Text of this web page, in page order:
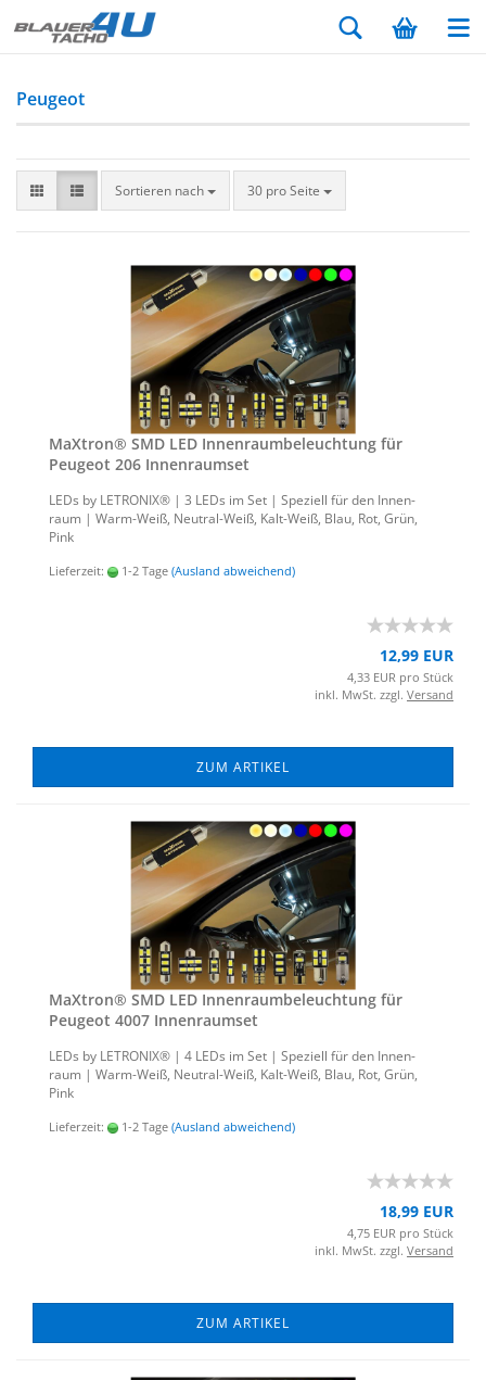
Peugeot
Sortieren nach 30 pro Seite
MaX­tron® SMD LED In­nen­raum­be­leuch­tung für
Peu­geot 206 In­nen­ra­um­set
LEDs by LE­TRO­NIX® | 3 LEDs im Set | Spe­zi­ell für den In­nen­
raum | Warm-​Weiß, Neutral-​Weiß, Kalt-​Weiß, Blau, Rot, Grün,
Pink
Lieferzeit: 1-2 Tage (Ausland abweichend)
12,99 EUR
4,33 EUR pro Stück
inkl. MwSt. zzgl. Versand
ZUM ARTIKEL
MaX­tron® SMD LED In­nen­raum­be­leuch­tung für
Peu­geot 4007 In­nen­ra­um­set
LEDs by LE­TRO­NIX® | 4 LEDs im Set | Spe­zi­ell für den In­nen­
raum | Warm-​Weiß, Neutral-​Weiß, Kalt-​Weiß, Blau, Rot, Grün,
Pink
Lieferzeit: 1-2 Tage (Ausland abweichend)
18,99 EUR
4,75 EUR pro Stück
inkl. MwSt. zzgl. Versand
ZUM ARTIKEL